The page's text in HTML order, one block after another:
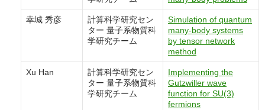
幸城 秀彦
計算科学研究セン
ター 量子系物質科
学研究チーム
Simulation of quantum
many-body systems
by tensor network
method
Xu Han
計算科学研究セン
ター 量子系物質科
学研究チーム
Implementing the
Gutzwiller wave
function for SU(3)
fermions